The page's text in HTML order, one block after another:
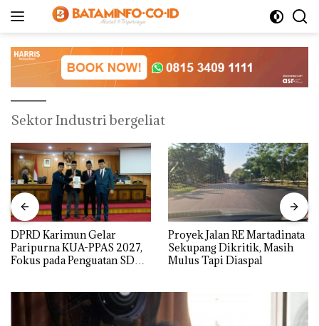
Sektor Industri bergeliat
DPRD Karimun Gelar
Paripurna KUA-PPAS 2027,
Fokus pada Penguatan SDM,
Proyek Jalan RE Martadinata
Sekupang Dikritik, Masih
Mulus Tapi Diaspal